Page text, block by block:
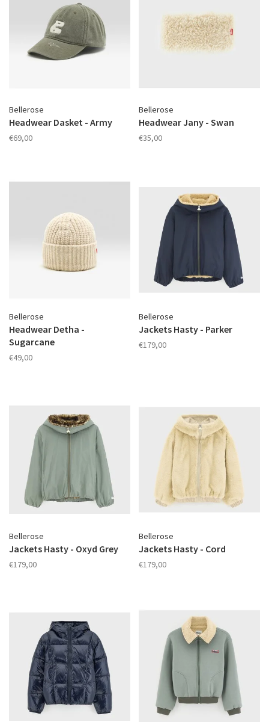
Bellerose
Headwear Dasket - Army
€69,00
Bellerose
Headwear Jany - Swan
€35,00
Bellerose
Headwear Detha -
Sugarcane
€49,00
Bellerose
Jackets Hasty - Parker
€179,00
Bellerose
Jackets Hasty - Oxyd Grey
€179,00
Bellerose
Jackets Hasty - Cord
€179,00